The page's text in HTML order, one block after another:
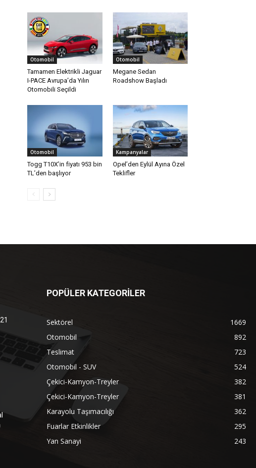
Otomobil
Tamamen Elektrikli Jaguar
I-PACE Avrupa’da Yılın
Otomobili Seçildi
Otomobil
Megane Sedan
Roadshow Başladı
Otomobil
Togg T10X’in fiyatı 953 bin
TL’den başlıyor
Kampanyalar
Opel’den Eylül Ayına Özel
Teklifler
POPÜLER KATEGORİLER
Sektörel
1669
Otomobil
892
Teslimat
723
Otomobil - SUV
524
Çekici-Kamyon-Treyler
382
Çekici-Kamyon-Treyler
381
Karayolu Taşımacılığı
362
Fuarlar Etkinlikler
295
Yan Sanayi
243